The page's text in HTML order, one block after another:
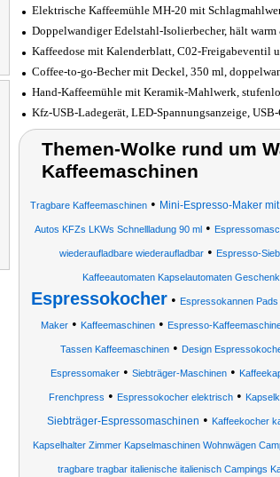
Elektrische Kaffeemühle MH-20 mit
Doppelwandiger Edelstahl-Isolierbecher, hält
Kaffeedose mit Kalenderblatt, C02-Freigabeventil
Coffee-to-go-Becher mit Deckel, 350 ml,
Hand-Kaffeemühle mit Keramik-Mahlwerk,
Kfz-USB-Ladegerät, LED-Spannungsanzeige,
Themen-Wolke rund um
Kaffeemaschinen
Tragbare Kaffeemaschinen• Mini-Espresso-Maker
Autos KFZs LKWs Schnellladung 90 ml•
wiederaufladbare wiederaufladbar• Espresso-
Kaffeeautomaten Kapselautomaten
Espressokocher• Espressokannen
Maker• Kaffeemaschinen• Espresso-
Tassen Kaffeemaschinen• Design
Espressomaker• Siebträger-Maschinen•
Frenchpress • Espressokocher elektrisch •
Siebträger-Espressomaschinen • Kaffeekocher
Kapselhalter Zimmer Kapselmaschinen Wohnwägen
tragbare tragbar italienische italienisch Campings